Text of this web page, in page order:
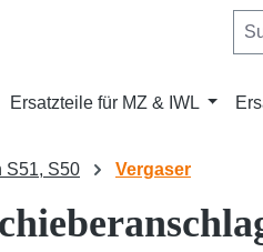
Ersatzteile für MZ & IWL
S51, S50 Vergaser